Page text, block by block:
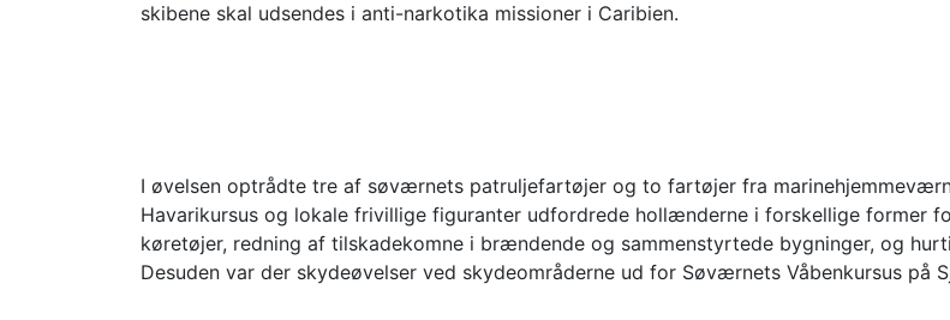
skibene skal udsendes i anti-narkotika missioner i Caribien.
I øvelsen optrådte tre af søværnets patruljefartøjer og to fartøjer fra
Havarikursus og lokale frivillige figuranter udfordrede hollænderne i forskellige former
køretøjer, redning af tilskadekomne i brændende og sammenstyrtede bygninger, og
Desuden var der skydeøvelser ved skydeområderne ud for Søværnets Våbenkursus på